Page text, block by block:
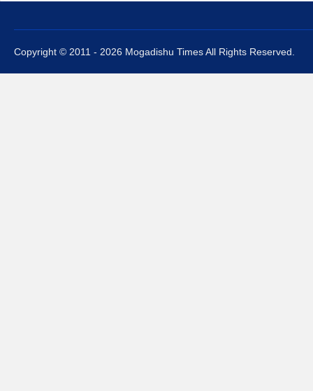
Copyright © 2011 - 2026 Mogadishu Times All Rights Reserved.